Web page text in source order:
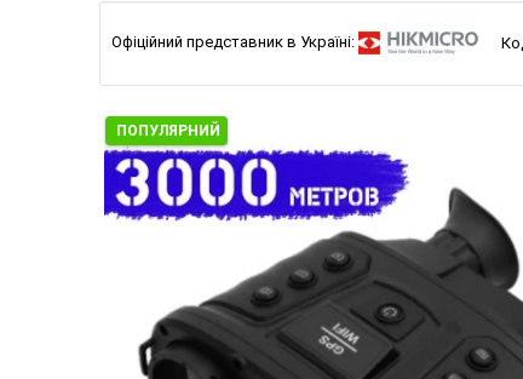
Офіційний представник в Україні:
ПОПУЛЯРНИЙ